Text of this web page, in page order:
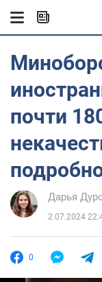
почти
Дарья
2.07.2024
0